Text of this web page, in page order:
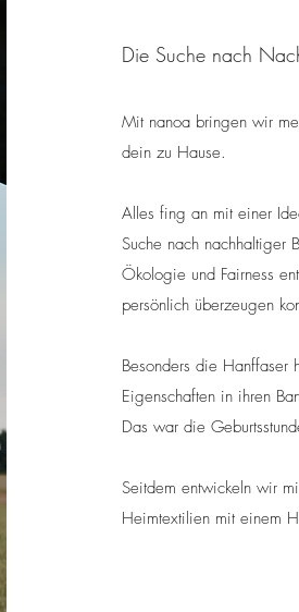
Die Suche nach
Mit nanoa bringen wir
dein zu Hause.
Alles fing an mit einer
Suche nach nachhaltiger
Ökologie und Fairness
persönlich überzeugen
Besonders die Hanffaser
Eigenschaften in ihren
Das war die
Seitdem entwickeln wir
Heimtextilien mit einem